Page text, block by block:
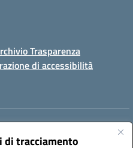
di tracciamento
Trasparenza
di accessibilità